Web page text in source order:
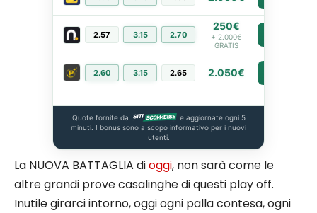
2.57 3.15 2.70
250€
+ 2.000€
GRATIS
2.60 3.15 2.65 2.050€
Quote fornite da
e aggiornate ogni 5
minuti. I bonus sono a scopo informativo per i nuovi
utenti.
La NUOVA BATTAGLIA dioggi, non sarà come le
altre grandi prove casalinghe di questi play off.
Inutile girarci intorno, oggi ogni palla contesa, ogni